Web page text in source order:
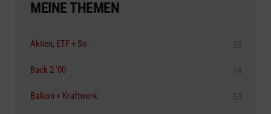
MEINE THEMEN
Aktien, ETF + So. 33
Back 2 '00 14
Balkon + Kraftwerk 53